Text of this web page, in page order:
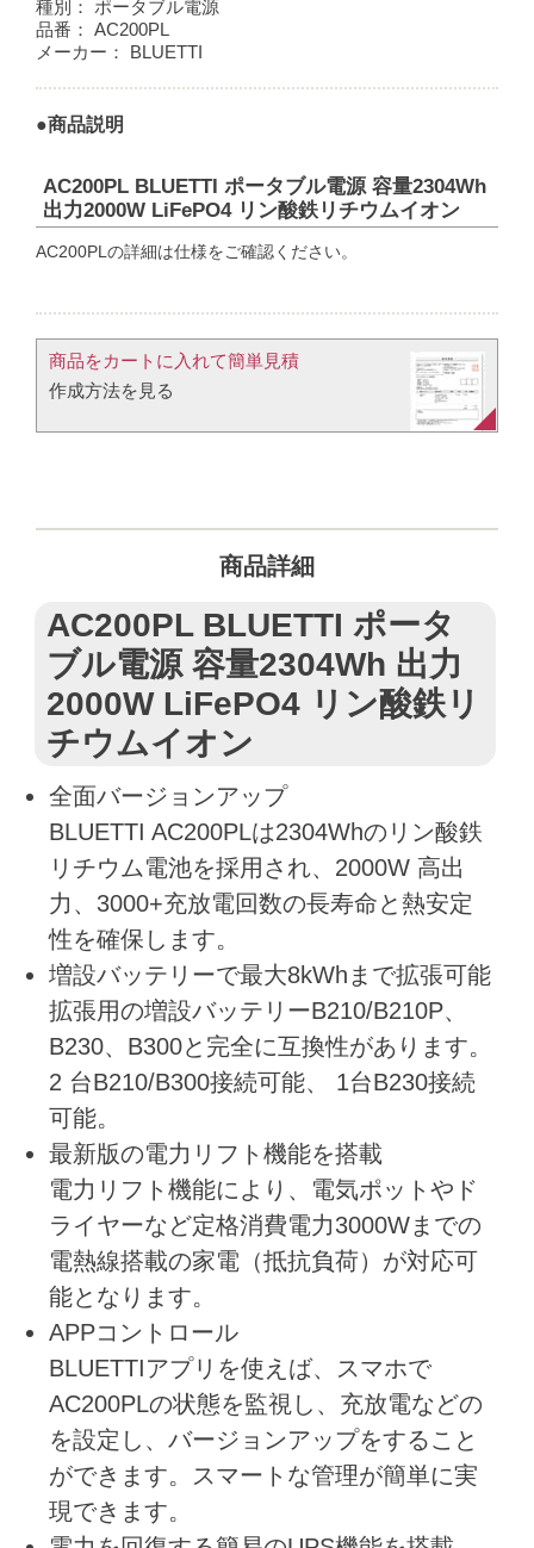
種別：
ポータブル電源
品番：
AC200PL
メーカー：
BLUETTI
●商品説明
AC200PL BLUETTI ポータブル電源 容量2304Wh
出力2000W LiFePO4 リン酸鉄リチウムイオン
AC200PLの詳細は仕様をご確認ください。
商品をカートに入れて簡単見積​
作成方法を見る​​
商品詳細
AC200PL BLUETTI ポータ
ブル電源 容量2304Wh 出力
2000W LiFePO4 リン酸鉄リ
チウムイオン
全面バージョンアップ
BLUETTI AC200PLは2304Whのリン酸鉄
リチウム電池を採用され、2000W 高出
力、3000+充放電回数の長寿命と熱安定
性を確保します。
増設バッテリーで最大8kWhまで拡張可能
拡張用の増設バッテリーB210/B210P、
B230、B300と完全に互換性があります。
2 台B210/B300接続可能、 1台B230接続
可能。
最新版の電力リフト機能を搭載
電力リフト機能により、電気ポットやド
ライヤーなど定格消費電力3000Wまでの
電熱線搭載の家電（抵抗負荷）が対応可
能となります。
APPコントロール
BLUETTIアプリを使えば、スマホで
AC200PLの状態を監視し、充放電などの
を設定し、バージョンアップをすること
ができます。スマートな管理が簡単に実
現できます。